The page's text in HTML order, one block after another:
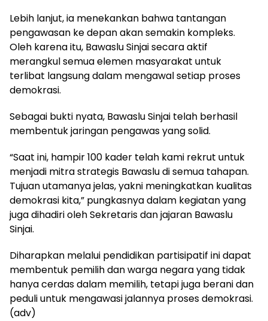
Lebih lanjut, ia menekankan bahwa tantangan
pengawasan ke depan akan semakin kompleks.
Oleh karena itu, Bawaslu Sinjai secara aktif
merangkul semua elemen masyarakat untuk
terlibat langsung dalam mengawal setiap proses
demokrasi.
Sebagai bukti nyata, Bawaslu Sinjai telah berhasil
membentuk jaringan pengawas yang solid.
“Saat ini, hampir 100 kader telah kami rekrut untuk
menjadi mitra strategis Bawaslu di semua tahapan.
Tujuan utamanya jelas, yakni meningkatkan kualitas
demokrasi kita,” pungkasnya dalam kegiatan yang
juga dihadiri oleh Sekretaris dan jajaran Bawaslu
Sinjai.
Diharapkan melalui pendidikan partisipatif ini dapat
membentuk pemilih dan warga negara yang tidak
hanya cerdas dalam memilih, tetapi juga berani dan
peduli untuk mengawasi jalannya proses demokrasi.
(adv)